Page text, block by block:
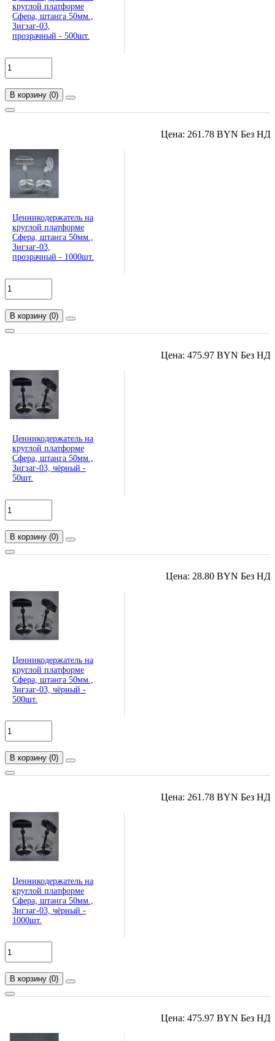
круглой платформе
Сфера, штанга 50мм.,
Зигзаг-03,
прозрачный - 500шт.
В корзину (0)
Цена: 261.78 BYN Без
Ценникодержатель на
круглой платформе
Сфера, штанга 50мм.,
Зигзаг-03,
прозрачный - 1000шт.
В корзину (0)
Цена: 475.97 BYN Без
Ценникодержатель на
круглой платформе
Сфера, штанга 50мм.,
Зигзаг-03, чёрный -
50шт.
В корзину (0)
Цена: 28.80 BYN Без
Ценникодержатель на
круглой платформе
Сфера, штанга 50мм.,
Зигзаг-03, чёрный -
500шт.
В корзину (0)
Цена: 261.78 BYN Без
Ценникодержатель на
круглой платформе
Сфера, штанга 50мм.,
Зигзаг-03, чёрный -
1000шт.
В корзину (0)
Цена: 475.97 BYN Без